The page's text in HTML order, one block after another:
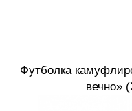
Футболка
вечно»